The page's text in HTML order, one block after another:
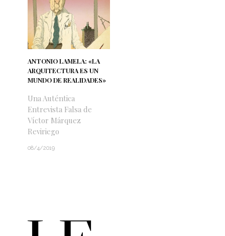
ANTONIO LAMELA: «LA
ARQUITECTURA ES UN
MUNDO DE REALIDADES»
Una Auténtica
Entrevista Falsa de
Víctor Márquez
Reviriego
08/4/2019